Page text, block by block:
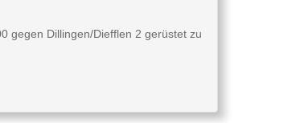
gegen Dillingen/Diefflen 2 gerüstet zu